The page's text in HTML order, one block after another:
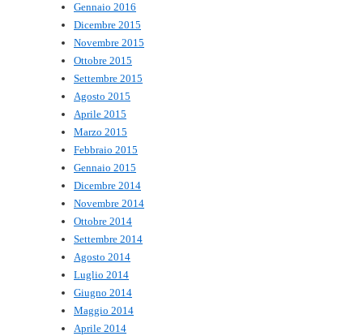
Gennaio 2016
Dicembre 2015
Novembre 2015
Ottobre 2015
Settembre 2015
Agosto 2015
Aprile 2015
Marzo 2015
Febbraio 2015
Gennaio 2015
Dicembre 2014
Novembre 2014
Ottobre 2014
Settembre 2014
Agosto 2014
Luglio 2014
Giugno 2014
Maggio 2014
Aprile 2014